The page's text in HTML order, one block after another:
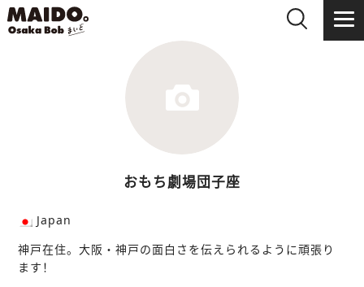
おもち劇場団子座
Japan
神戸在住。大阪・神戸の面白さを伝えられるように頑張り
ます！